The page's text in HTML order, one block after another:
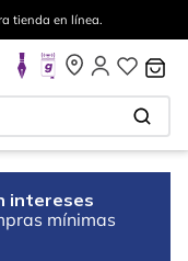
tienda en línea.
intereses
mínimas